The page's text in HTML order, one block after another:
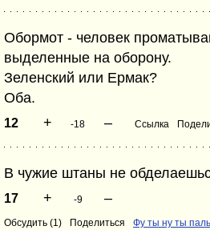
Обормот - человек
выделенные на оборону.
Зеленский или Ермак?
Оба.
12 + -18 – Ссылка
В чужие штаны не
17 + -9 –
Обсудить (1) Поделиться Фу ты ну ты